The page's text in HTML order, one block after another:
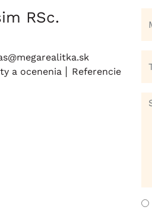
RSc.
a ocenenia
Referencie